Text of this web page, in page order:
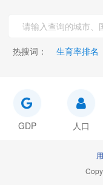
热搜词： 生育率排名
GDP 人口